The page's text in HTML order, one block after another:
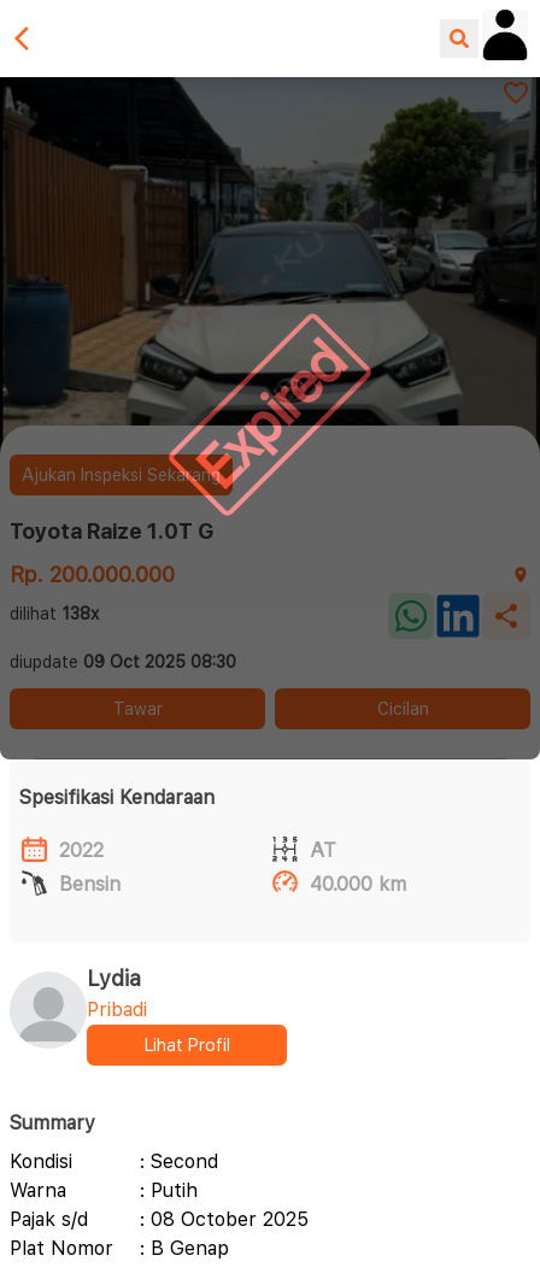
Expired
Ajukan Inspeksi Sekarang
Toyota Raize 1.0T G
Rp. 200.000.000
dilihat 138x
diupdate 09 Oct 2025 08:30
Tawar Cicilan
Spesifikasi Kendaraan
2022
AT
Bensin
40.000 km
Lydia
Pribadi
Lihat Profil
Summary
Kondisi
: Second
Warna
: Putih
Pajak s/d
: 08 October 2025
Plat Nomor
: B Genap